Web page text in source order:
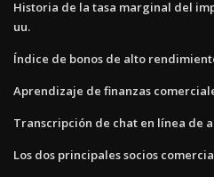
Historia de la tasa marginal del
uu.
Índice de bonos de alto
Aprendizaje de finanzas
Transcripción de chat en línea de
Los dos principales socios